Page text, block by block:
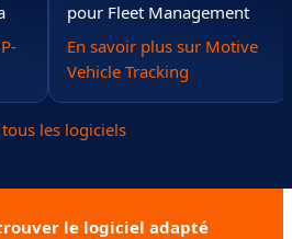
pour Fleet Management
En savoir plus sur Motive
Vehicle Tracking
les logiciels
le logiciel adapté